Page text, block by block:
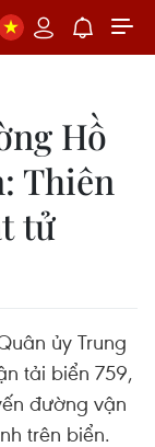
Hồ
Thiên
tử
ủy Trung
tải biển 759,
đường vận
trên biển.